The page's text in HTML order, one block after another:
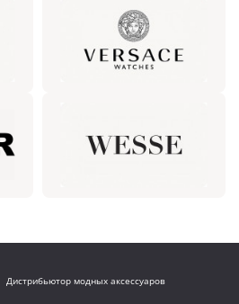
Дистрибьютор модных аксессуаров